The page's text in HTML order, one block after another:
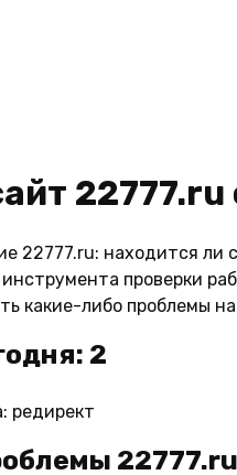
22777.ru
22777.ru: находится ли
проверки
какие-либо проблемы
2
редирект
22777.ru